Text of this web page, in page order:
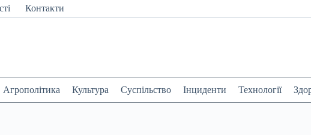
Контакти
Агрополітика Культура Суспільство Інциденти Технології